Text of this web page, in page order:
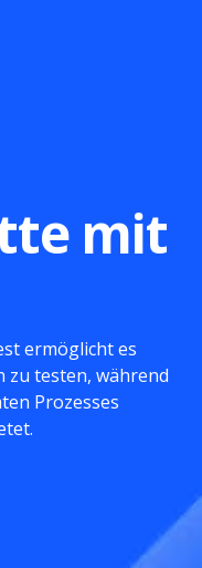
mit
ermöglicht es
zu testen, während
Prozesses